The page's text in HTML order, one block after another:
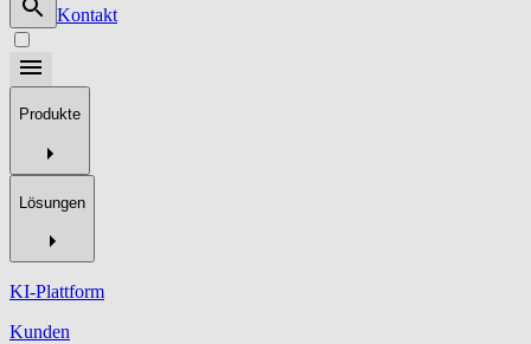
Kontakt
Produkte
Lösungen
KI-Plattform
Kunden